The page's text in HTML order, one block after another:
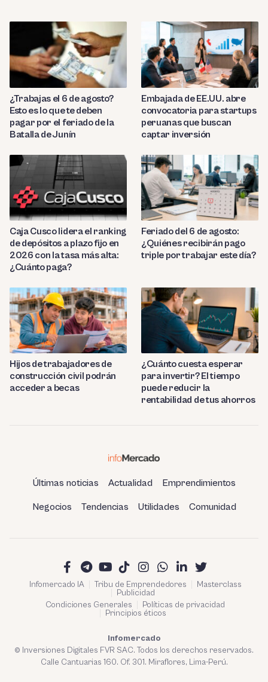
¿Trabajas el 6 de agosto?
Esto es lo que te deben
pagar por el feriado de la
Batalla de Junín
Embajada de EE.UU. abre
convocatoria para startups
peruanas que buscan
captar inversión
Caja Cusco lidera el ranking
de depósitos a plazo fijo en
2026 con la tasa más alta:
¿Cuánto paga?
Feriado del 6 de agosto:
¿Quiénes recibirán pago
triple por trabajar este día?
Hijos de trabajadores de
construcción civil podrán
acceder a becas
¿Cuánto cuesta esperar
para invertir? El tiempo
puede reducir la
rentabilidad de tus ahorros
Últimas noticias Actualidad Emprendimientos
Negocios Tendencias Utilidades Comunidad
Infomercado IA Tribu de Emprendedores
Masterclass
Publicidad
Condiciones Generales
Políticas de privacidad
Principios éticos
Infomercado
© Inversiones Digitales FVR SAC. Todos los derechos reservados.
Calle Cantuarias 160. Of. 301. Miraflores, Lima-Perú.